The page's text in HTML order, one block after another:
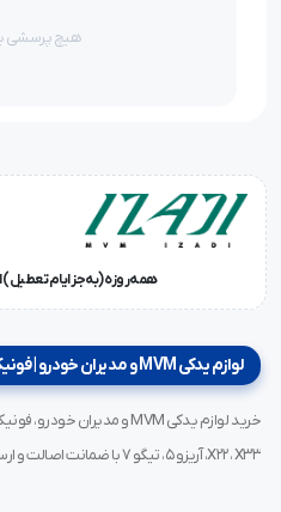
هیچ پرسشی
همه‌روزه (به‌جز ایام تعطیل) از ساعت ۸
لوازم یدکی MVM و مدیران خودرو | فونیکس، آریزو، تیگو — فروشگاه ایزدی
X22، X33، آریزو ۵، تیگو ۷ با ضمانت اصالت و ارسال سریع.